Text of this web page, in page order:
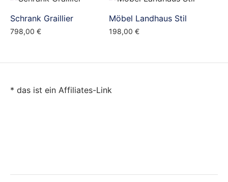
Schrank Graillier
798,00 €
Möbel Landhaus Stil
198,00 €
* das ist ein Affiliates-Link